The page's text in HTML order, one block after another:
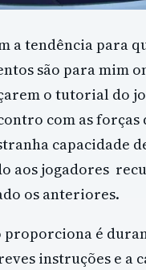
a tendência para
são para mim
o tutorial do
com as forças
capacidade
aos jogadores
os anteriores.
proporciona é
instruções e a